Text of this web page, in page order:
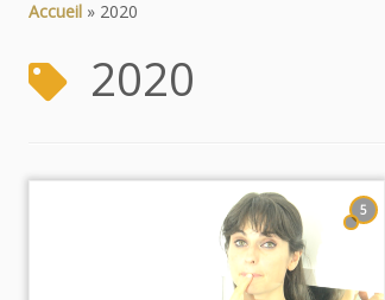
Accueil » 2020
2020
5